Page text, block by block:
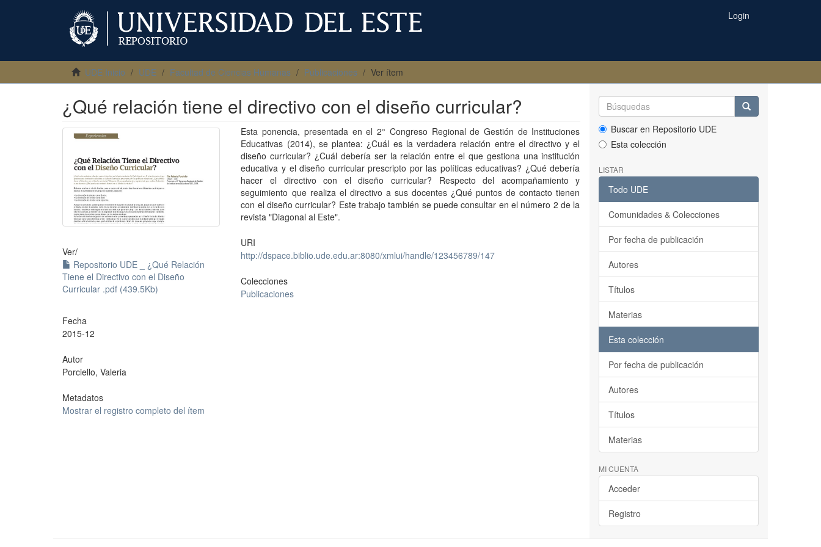
Login
UDE Inicio UDE Facultad de Ciencias Humanas Publicaciones Ver ítem
¿Qué relación tiene el directivo con el diseño curricular?
Ver/
Repositorio UDE _ ¿Qué Relación
Tiene el Directivo con el Diseño
Curricular .pdf (439.5Kb)
Fecha
2015-12
Autor
Porciello, Valeria
Metadatos
Mostrar el registro completo del ítem
Esta ponencia, presentada en el 2° Congreso Regional de Gestión de Instituciones
Educativas (2014), se plantea: ¿Cuál es la verdadera relación entre el directivo y el
diseño curricular? ¿Cuál debería ser la relación entre el que gestiona una institución
educativa y el diseño curricular prescripto por las políticas educativas? ¿Qué debería
hacer el directivo con el diseño curricular? Respecto del acompañamiento y
seguimiento que realiza el directivo a sus docentes ¿Qué puntos de contacto tienen
con el diseño curricular? Este trabajo también se puede consultar en el número 2 de la
revista "Diagonal al Este".
URI
http://dspace.biblio.ude.edu.ar:8080/xmlui/handle/123456789/147
Colecciones
Publicaciones
Buscar en Repositorio UDE
Esta colección
LISTAR
Todo UDE
Comunidades & Colecciones
Por fecha de publicación
Autores
Títulos
Materias
Esta colección
Por fecha de publicación
Autores
Títulos
Materias
MI CUENTA
Acceder
Registro